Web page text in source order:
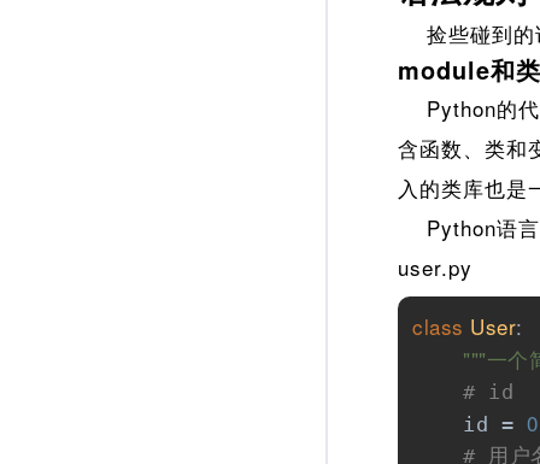
捡些碰到的
module和
Python的代
含函数、类和
入的类库也是
Python语言
user.py
class User:
"""一个
# id
id = 0
# 用户